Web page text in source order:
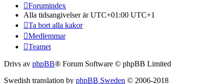
Forumindex
Alla tidsangivelser är UTC+01:00 UTC+1
Ta bort alla kakor
Medlemmar
Teamet
Drivs av phpBB® Forum Software © phpBB Limited
Swedish translation by phpBB Sweden © 2006-2018